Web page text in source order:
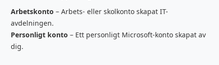
Arbetskonto – Arbets- eller skolkonto skapat IT-
avdelningen.
Personligt konto – Ett personligt Microsoft-konto skapat av
dig.